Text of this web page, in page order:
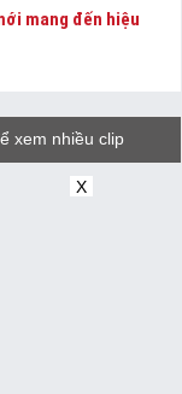
mang đến hiệu
xem nhiều clip
X